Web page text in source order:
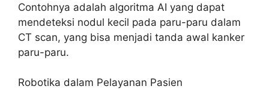
Contohnya adalah algoritma AI yang dapat
mendeteksi nodul kecil pada paru-paru dalam
CT scan, yang bisa menjadi tanda awal kanker
paru-paru.
Robotika dalam Pelayanan Pasien